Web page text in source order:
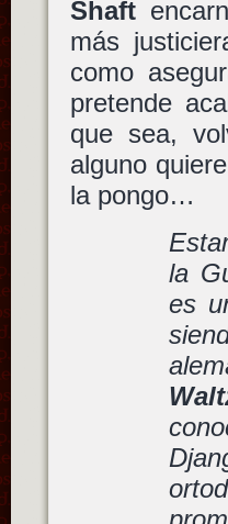
Shaft
más
como
pretende
que sea,
alguno
la pongo…
la
es